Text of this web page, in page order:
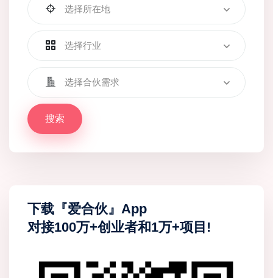
选择所在地
选择行业
选择合伙需求
搜索
下载『爱合伙』App
对接100万+创业者和1万+项目!